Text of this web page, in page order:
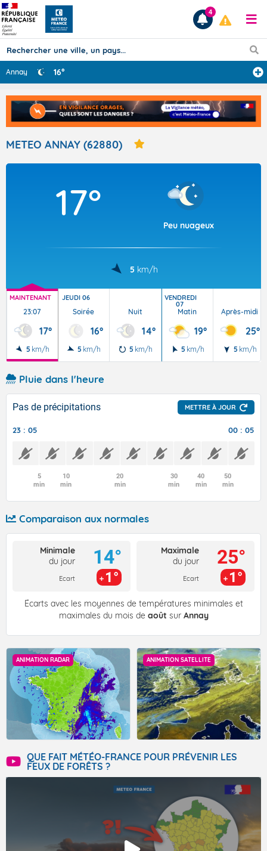
Prévisions
TOUS LES RÉSULTATS
Articles
4
Annay 16°
METEO ANNAY (62880)
17°
Peu nuageux
5 km/h
MAINTENANT
23:07
17°
5 km/h
JEUDI 06
Soirée
16°
5 km/h
Nuit
14°
5 km/h
VENDREDI
07
Matin
19°
5 km/h
Après-midi
25°
5 km/h
Pluie dans l'heure
Pas de précipitations METTRE À JOUR
23 : 05 00 : 05
5
min
10
min
20
min
30
min
40
min
50
min
Comparaison aux normales
Minimale
du jour
Ecart
14°
1°
Maximale
du jour
Ecart
25°
1°
Écarts avec les moyennes de températures minimales et
maximales du mois de août sur Annay
ANIMATION RADAR ANIMATION SATELLITE
QUE FAIT MÉTÉO-FRANCE POUR PRÉVENIR LES
FEUX DE FORÊTS ?